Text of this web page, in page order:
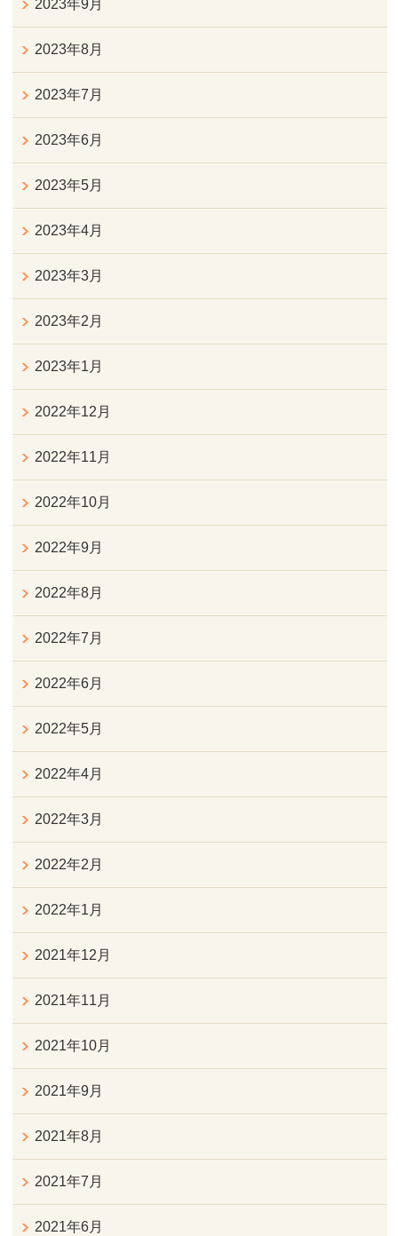
2023年9月
2023年8月
2023年7月
2023年6月
2023年5月
2023年4月
2023年3月
2023年2月
2023年1月
2022年12月
2022年11月
2022年10月
2022年9月
2022年8月
2022年7月
2022年6月
2022年5月
2022年4月
2022年3月
2022年2月
2022年1月
2021年12月
2021年11月
2021年10月
2021年9月
2021年8月
2021年7月
2021年6月